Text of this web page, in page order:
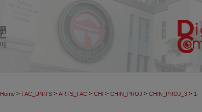
Home > FAC_UNITS > ARTS_FAC > CHI > CHIN_PROJ > CHIN_PROJ_3 > 1